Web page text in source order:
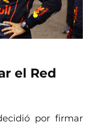
el Red
por firmar